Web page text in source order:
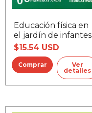
Educación física en
el jardín de infantes
$15.54 USD
Ver
detalles